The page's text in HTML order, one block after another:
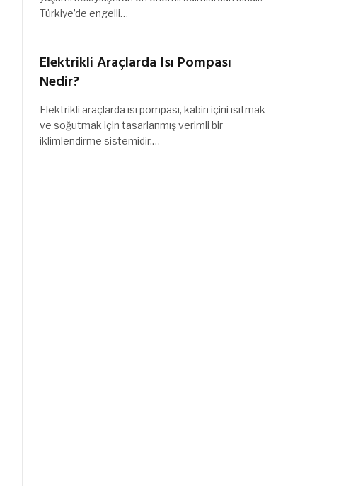
Türkiye’de engelli…
Elektrikli Araçlarda Isı Pompası
Nedir?
Elektrikli araçlarda ısı pompası, kabin içini ısıtmak
ve soğutmak için tasarlanmış verimli bir
iklimlendirme sistemidir.…